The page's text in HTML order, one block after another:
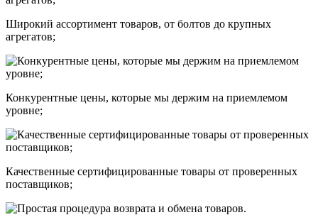
Широкий ассортимент товаров, от болтов до крупных
агрегатов;
Конкурентные цены, которые мы держим на приемлемом
уровне;
Качественные сертифицированные товары от проверенных
поставщиков;